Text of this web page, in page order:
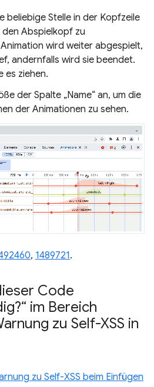
beliebige Stelle in der Kopfzeile
Abspielkopf zu
wird weiter abgespielt,
andernfalls wird sie beendet.
es ziehen.
der Spalte „Name“ an, um die
der Animationen zu sehen.
, 1489721.
Code
im Bereich
zu Self-XSS in
zu Self-XSS beim Einfügen